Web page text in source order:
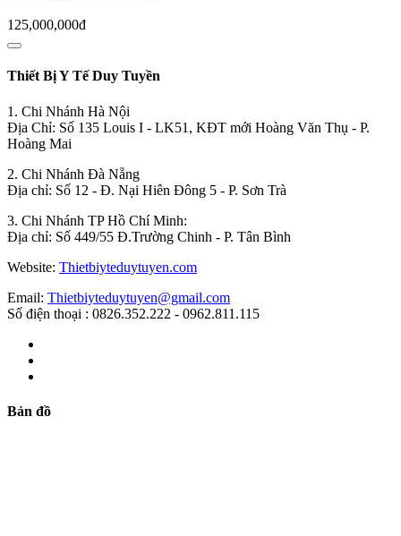
125,000,000đ
Thiết Bị Y Tế Duy Tuyền
1. Chi Nhánh Hà Nội
Địa Chỉ: Số 135 Louis I - LK51, KĐT mới Hoàng Văn Thụ - P.
Hoàng Mai
2. Chi Nhánh Đà Nẵng
Địa chỉ: Số 12 - Đ. Nại Hiên Đông 5 - P. Sơn Trà
3. Chi Nhánh TP Hồ Chí Minh:
Địa chỉ: Số 449/55 Đ.Trường Chinh - P. Tân Bình
Website: Thietbiyteduytuyen.com
Email: Thietbiyteduytuyen@gmail.com
Số điện thoại : 0826.352.222 - 0962.811.115
Bản đồ